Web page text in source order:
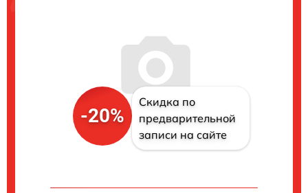
-20%
Скидка по
предварительной
записи на сайте